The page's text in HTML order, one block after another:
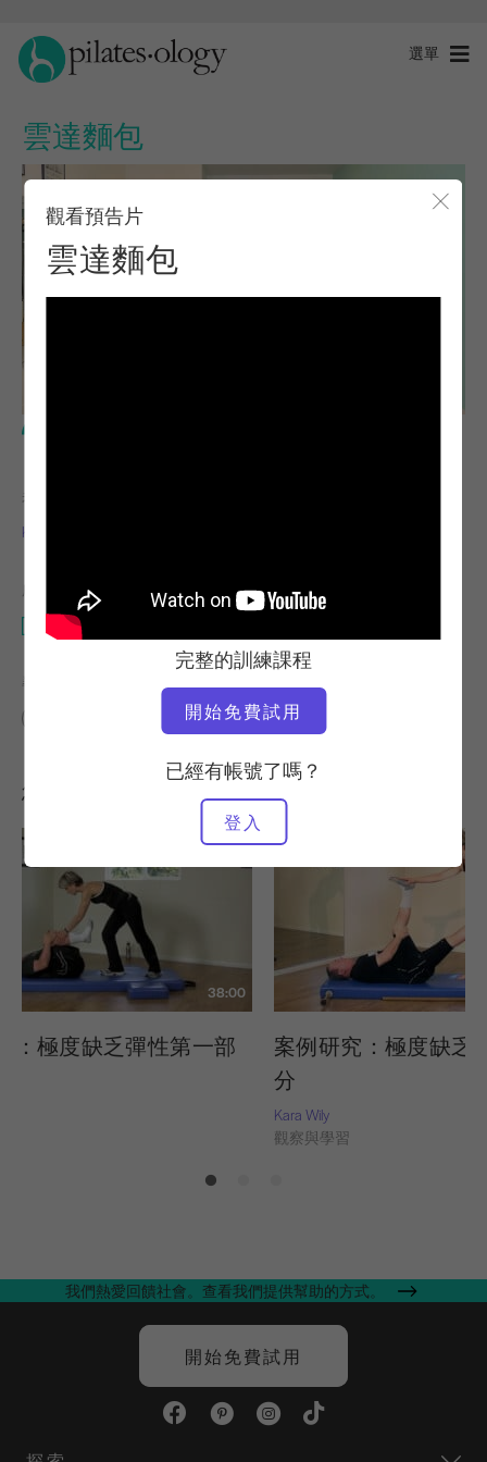
選單
雲達麵包
觀看預告片
雲達麵包
完整的訓練課程
開始免費試用
已經有帳號了嗎？
登入
老師
Kara Wily
所需設備
Wunda 椅子
尋找類似的課程
Wunda 椅子
您可能也會喜歡的其他訓練課程
38:00
：極度缺乏彈性第一部
案例研究：極度缺乏
分
Kara Wily
觀察與學習
我們熱愛回饋社會。查看我們提供幫助的方式。
開始免費試用